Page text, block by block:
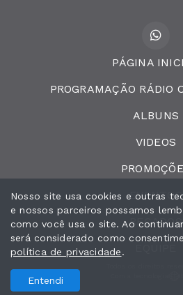
PÁGINA
PROGRAMAÇÃO RÁDIO
ALBUNS
VIDEOS
EVENTOS
RECADOS
Nosso site usa cookies e outras
e nossos parceiros possamos
como você usa o site. Ao
será considerado como
política de privacidade.
Entendi